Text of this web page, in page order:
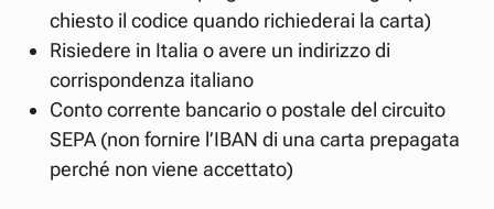
chiesto il codice quando richiederai la carta)
Risiedere in Italia o avere un indirizzo di
corrispondenza italiano
Conto corrente bancario o postale del circuito
SEPA (non fornire l’IBAN di una carta prepagata
perché non viene accettato)